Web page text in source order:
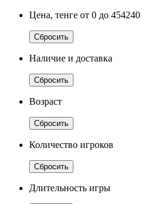
Цена, тенге от 0 до 454240
Сбросить
Наличие и доставка
Сбросить
Возраст
Сбросить
Количество игроков
Сбросить
Длительность игры